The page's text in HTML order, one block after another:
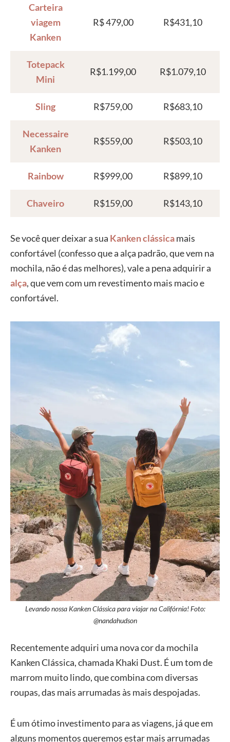
Carteira
viagem
Kanken
R$ 479,00 R$431,10
Totepack
Mini
R$1.199,00 R$1.079,10
Sling R$759,00 R$683,10
Necessaire
Kanken
R$559,00 R$503,10
Rainbow R$999,00 R$899,10
Chaveiro R$159,00 R$143,10
Se você quer deixar a sua Kanken clássicamais
confortável (confesso que a alça padrão, que vem na
mochila, não é das melhores), vale a pena adquirir a
alça, que vem com um revestimento mais macio e
confortável.
Levando nossa Kanken Clássica para viajar na Califórnia! Foto:
@nandahudson
Recentemente adquiri uma nova cor da mochila
Kanken Clássica, chamada Khaki Dust. É um tom de
marrom muito lindo, que combina com diversas
roupas, das mais arrumadas às mais despojadas.
É um ótimo investimento para as viagens, já que em
alguns momentos queremos estar mais arrumadas